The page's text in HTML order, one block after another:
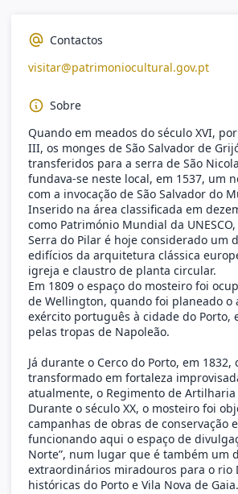
Contactos
visitar@patrimoniocultural.gov.pt
Sobre
Quando em meados do século XVI,
III, os monges de São Salvador de
transferidos para a serra de São
fundava-se neste local, em 1537, um
com a invocação de São Salvador do
Inserido na área classificada em
como Património Mundial da
Serra do Pilar é hoje considerado um
edifícios da arquitetura clássica
igreja e claustro de planta circular.
Em 1809 o espaço do mosteiro foi
de Wellington, quando foi planeado o
exército português à cidade do Porto,
pelas tropas de Napoleão.
Já durante o Cerco do Porto, em 1832,
transformado em fortaleza
atualmente, o Regimento de Artilharia
Durante o século XX, o mosteiro foi
campanhas de obras de conservação
funcionando aqui o espaço de
Norte”, num lugar que é também um
extraordinários miradouros para o rio
históricas do Porto e Vila Nova de Gaia.